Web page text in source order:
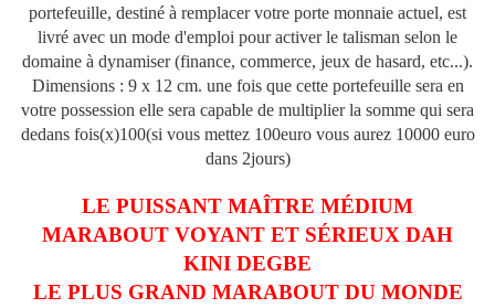
portefeuille, destiné à remplacer votre porte monnaie actuel, est
livré avec un mode d'emploi pour activer le talisman selon le
domaine à dynamiser (finance, commerce, jeux de hasard, etc...).
Dimensions : 9 x 12 cm. une fois que cette portefeuille sera en
votre possession elle sera capable de multiplier la somme qui sera
dedans fois(x)100(si vous mettez 100euro vous aurez 10000 euro
dans 2jours)
LE PUISSANT MAÎTRE MÉDIUM
MARABOUT VOYANT ET SÉRIEUX DAH
KINI DEGBE
LE PLUS GRAND MARABOUT DU MONDE